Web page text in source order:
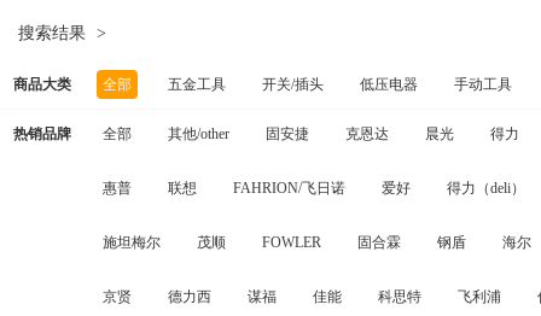
搜索结果 >
商品大类 全部 五金工具 开关/插头 低压电器 手动工具
建筑五金 中性笔/签字笔 洗发护发 实验室耗材
电动工具 桌子 量规 健康秤/厨房秤
劳防手套 实验室仪器 消防器材 量尺 口腔护理
储物柜 对讲机 特种胶带/透明胶带 家纺布艺 其
热销品牌 全部 其他/other 固安捷 克恩达 晨光 得力
惠普 联想 FAHRION/飞日诺 爱好 得力（deli）
施坦梅尔 茂顺 FOWLER 固合霖 钢盾 海尔
京贤 德力西 谋福 佳能 科思特 飞利浦